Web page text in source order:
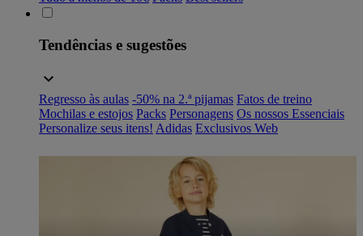
Tendências e sugestões
Regresso às aulas -50% na 2.ª pijamas Fatos de treino
Mochilas e estojos Packs Personagens Os nossos Essenciais
Personalize seus itens! Adidas Exclusivos Web